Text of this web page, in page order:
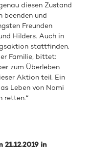
diesen Zustand
beenden und
Freunden
Hilders. Auch in
stattfinden.
Familie, bittet:
zum Überleben
Aktion teil. Ein
Leben von Nomi
retten.“
in